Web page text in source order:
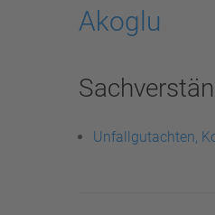
Akoglu
Unfallgutachten,